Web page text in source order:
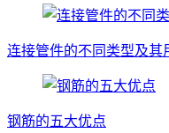
连接管件的不同类型及其
钢筋的五大优点